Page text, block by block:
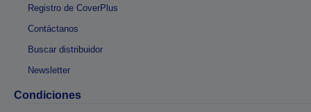
Registro de CoverPlus
Contáctanos
Buscar distribuidor
Newsletter
Condiciones